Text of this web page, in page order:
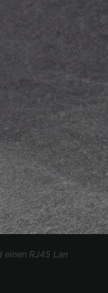
einen RJ45 Lan